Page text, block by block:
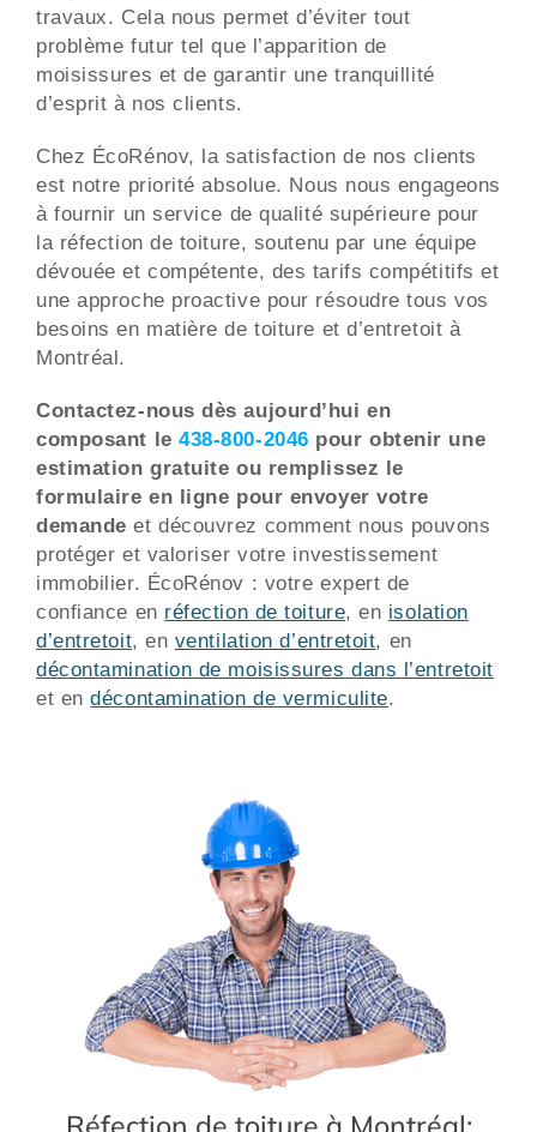
travaux. Cela nous permet d’éviter tout
problème futur tel que l’apparition de
moisissures et de garantir une tranquillité
d’esprit à nos clients.
Chez ÉcoRénov, la satisfaction de nos clients
est notre priorité absolue. Nous nous engageons
à fournir un service de qualité supérieure pour
la réfection de toiture, soutenu par une équipe
dévouée et compétente, des tarifs compétitifs et
une approche proactive pour résoudre tous vos
besoins en matière de toiture et d’entretoit à
Montréal.
Contactez-nous dès aujourd’hui en
composant le438-800-2046 pour obtenir une
estimation gratuite ou remplissez le
formulaire en ligne pour envoyer votre
demande et découvrez comment nous pouvons
protéger et valoriser votre investissement
immobilier. ÉcoRénov : votre expert de
confiance en réfection de toiture, en isolation
d’entretoit, en ventilation d’entretoit, en
décontamination de moisissures dans l’entretoit
et endécontamination de vermiculite.